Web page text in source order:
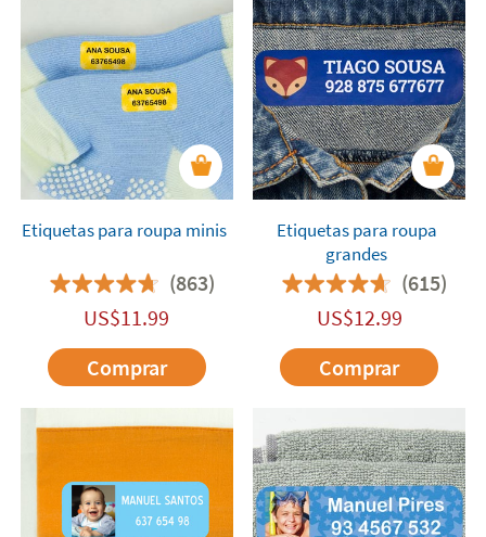
Etiquetas para roupa minis
(863)
US$11.99
Comprar
Etiquetas para roupa
grandes
(615)
US$12.99
Comprar